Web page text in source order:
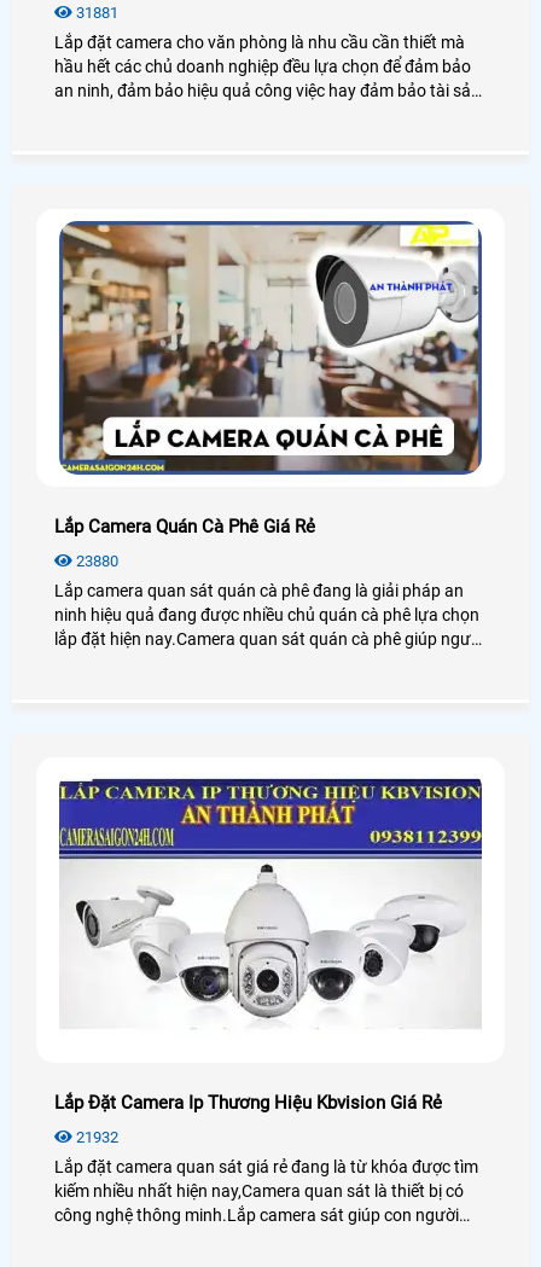
31881
Lắp đặt camera cho văn phòng là nhu cầu cần thiết mà
hầu hết các chủ doanh nghiệp đều lựa chọn để đảm bảo
an ninh, đảm bảo hiệu quả công việc hay đảm bảo tài sản
Lắp Camera Quán Cà Phê Giá Rẻ
23880
Lắp camera quan sát quán cà phê đang là giải pháp an
ninh hiệu quả đang được nhiều chủ quán cà phê lựa chọn
lắp đặt hiện nay.Camera quan sát quán cà phê giúp người
Lắp Đặt Camera Ip Thương Hiệu Kbvision Giá Rẻ
21932
Lắp đặt camera quan sát giá rẻ đang là từ khóa được tìm
kiếm nhiều nhất hiện nay,Camera quan sát là thiết bị có
công nghệ thông minh.Lắp camera sát giúp con người